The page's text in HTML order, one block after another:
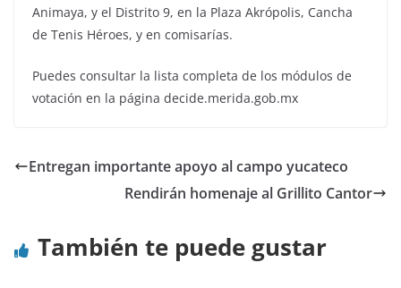
Animaya, y el Distrito 9, en la Plaza Akrópolis, Cancha
de Tenis Héroes, y en comisarías.
Puedes consultar la lista completa de los módulos de
votación en la página decide.merida.gob.mx
Entregan importante apoyo al campo yucateco
Rendirán homenaje al Grillito Cantor
También te puede gustar